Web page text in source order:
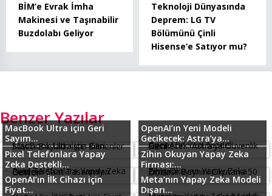
BİM’e Evrak İmha
Makinesi ve Taşınabilir
Buzdolabı Geliyor
Teknoloji Dünyasında
Deprem: LG TV
Bölümünü Çinli
Hisense’e Satıyor mu?
Benzer Yazılar
MacBook Ultra için Geri
Sayım...
OpenAI’ın Yeni Modeli
Gecikecek: Astra’ya...
Pixel Telefonlara Yapay
Zeka Destekli...
Zihin Okuyan Yapay Zeka
Firması:...
OpenAI’ın İlk Cihazı için
Fiyat...
Meta’nın Yapay Zeka Modeli
Dışarı...